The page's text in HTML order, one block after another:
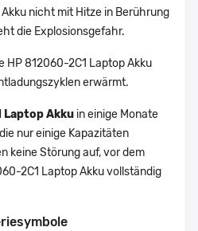
nicht mit Hitze in Berührung
die Explosionsgefahr.
HP 812060-2C1 Laptop Akku
erwärmt.
Laptop Akku in einige Monate
nur einige Kapazitäten
keine Störung auf, vor dem
2C1 Laptop Akku vollständig